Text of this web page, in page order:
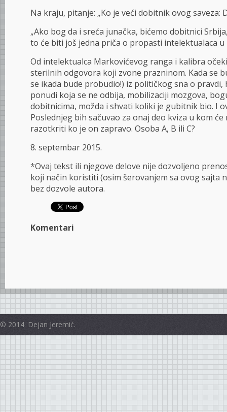
Na kraju, pitanje: „Ko je veći dobitnik ovog saveza:
„Ako bog da i sreća junačka, bićemo dobitnici
to će biti još jedna priča o propasti intelektualaca u
Od intelektualca Markovićevog ranga i kalibra
sterilnih odgovora koji zvone prazninom. Kada se
se ikada bude probudio!) iz političkog sna o pravdi,
ponudi koja se ne odbija, mobilizaciji mozgova,
dobitnicima, možda i shvati koliki je gubitnik bio. I
Poslednjeg bih sačuvao za onaj deo kviza u kom
razotkriti ko je on zapravo. Osoba A, B ili C?
8. septembar 2015.
*Ovaj tekst ili njegove delove nije dozvoljeno
koji način koristiti (osim šerovanjem sa ovog sajta
bez dozvole autora.
Komentari
© 2014. Dejan Jeremić.